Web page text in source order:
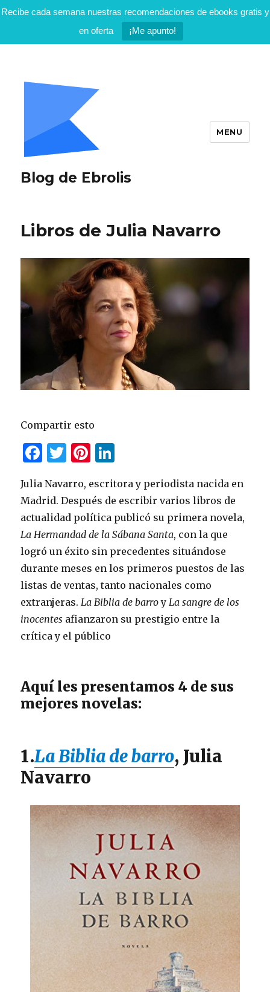
Recibe cada semana nuestras recomendaciones de ebooks gratis y
en oferta
¡Me apunto!
Blog de Ebrolis
MENU
Libros de Julia Navarro
Compartir esto
F
c
e
b
o
o
k
T
it
te
r
Pi
te
re
st
k
e
dI
n
Julia Navarro, escritora y periodista nacida en
Madrid. Después de escribir varios libros de
actualidad política publicó su primera novela,
La Hermandad de la Sábana Santa, con la que
logró un éxito sin precedentes situándose
durante meses en los primeros puestos de las
listas de ventas, tanto nacionales como
extranjeras. La Biblia de barroy La sangre de los
inocentes afianzaron su prestigio entre la
crítica y el público
Aquí les presentamos 4 de sus
mejores novelas:
1.La Biblia de barro, Julia
Navarro